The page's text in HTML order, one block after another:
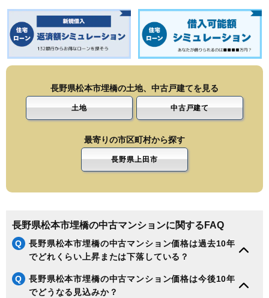
長野県松本市埋橋の土地、中古戸建てを見る
土地 中古戸建て
最寄りの市区町村から探す
長野県上田市
長野県松本市埋橋の中古マンションに関するFAQ
Q
長野県松本市埋橋の中古マンション価格は過去10年
でどれくらい上昇または下落している？
Q
長野県松本市埋橋の中古マンション価格は今後10年
でどうなる見込みか？